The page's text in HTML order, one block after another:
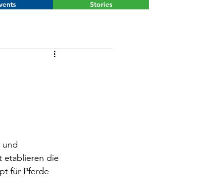
Stories
und
etablieren die
für Pferde